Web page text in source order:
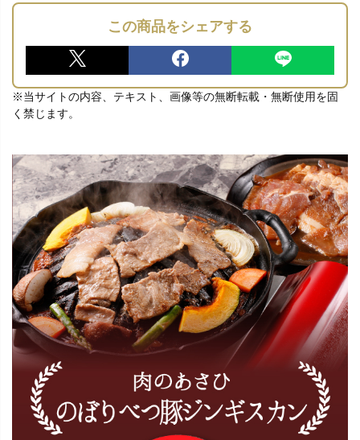
この商品をシェアする
※当サイトの内容、テキスト、画像等の無断転載・無断使用を固
く禁じます。